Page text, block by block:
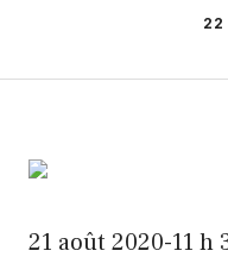
22
21 août 2020-11 h